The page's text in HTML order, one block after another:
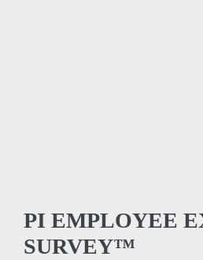
PI EMPLOYEE
SURVEY™